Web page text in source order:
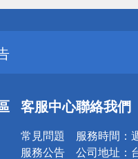
！請小心！
！請小心！
客服中心
常見問題
服務公告
聯絡我們
服務時間：
公司地址：